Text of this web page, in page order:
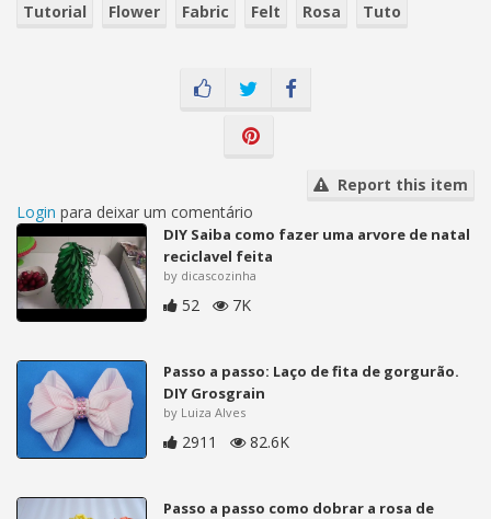
Tutorial
Flower Fabric Felt Rosa Tuto
Report this item
Login para deixar um comentário
DIY Saiba como fazer uma arvore de natal
reciclavel feita
by dicascozinha
52 7K
Passo a passo: Laço de fita de gorgurão.
DIY Grosgrain
by Luiza Alves
2911 82.6K
Passo a passo como dobrar a rosa de